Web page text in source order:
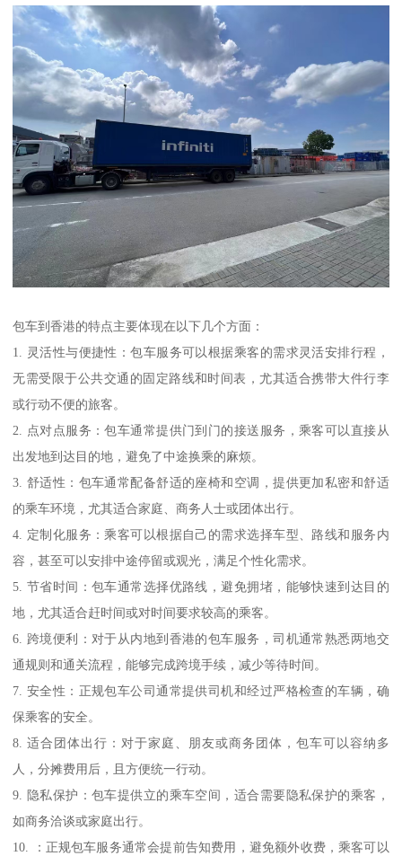
包车到香港的特点主要体现在以下几个方面：
1. 灵活性与便捷性：包车服务可以根据乘客的需求灵活安排行程，
无需受限于公共交通的固定路线和时间表，尤其适合携带大件行李
或行动不便的旅客。
2. 点对点服务：包车通常提供门到门的接送服务，乘客可以直接从
出发地到达目的地，避免了中途换乘的麻烦。
3. 舒适性：包车通常配备舒适的座椅和空调，提供更加私密和舒适
的乘车环境，尤其适合家庭、商务人士或团体出行。
4. 定制化服务：乘客可以根据自己的需求选择车型、路线和服务内
容，甚至可以安排中途停留或观光，满足个性化需求。
5. 节省时间：包车通常选择优路线，避免拥堵，能够快速到达目的
地，尤其适合赶时间或对时间要求较高的乘客。
6. 跨境便利：对于从内地到香港的包车服务，司机通常熟悉两地交
通规则和通关流程，能够完成跨境手续，减少等待时间。
7. 安全性：正规包车公司通常提供司机和经过严格检查的车辆，确
保乘客的安全。
8. 适合团体出行：对于家庭、朋友或商务团体，包车可以容纳多
人，分摊费用后，且方便统一行动。
9. 隐私保护：包车提供立的乘车空间，适合需要隐私保护的乘客，
如商务洽谈或家庭出行。
10. ：正规包车服务通常会提前告知费用，避免额外收费，乘客可以